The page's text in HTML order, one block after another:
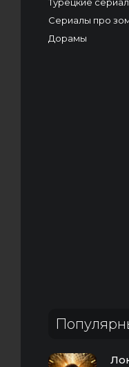
Сериалы про
Дорамы